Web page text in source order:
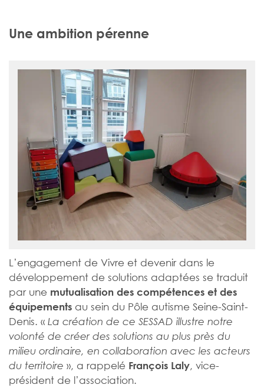
Une ambition pérenne
L’engagement de Vivre et devenir dans le
développement de solutions adaptées se traduit
par une mutualisation des compétences et des
équipements au sein du Pôle autisme Seine-Saint-
Denis. « La création de ce SESSAD illustre notre
volonté de créer des solutions au plus près du
milieu ordinaire, en collaboration avec les acteurs
du territoire », a rappelé François Laly, vice-
président de l’association.